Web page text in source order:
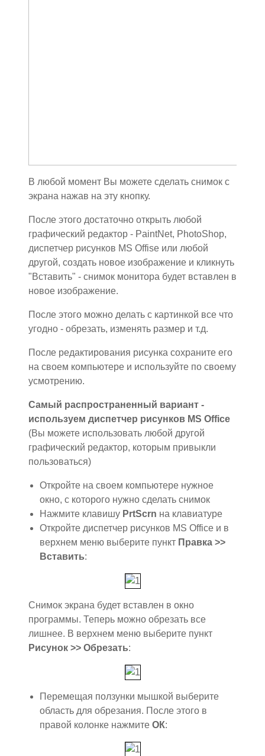
В любой момент Вы можете сделать снимок с
экрана нажав на эту кнопку.
После этого достаточно открыть любой
графический редактор - PaintNet, PhotoShop,
диспетчер рисунков MS Offise или любой
другой, создать новое изображение и кликнуть
"Вставить" - снимок монитора будет вставлен в
новое изображение.
После этого можно делать с картинкой все что
угодно - обрезать, изменять размер и т.д.
После редактирования рисунка сохраните его
на своем компьютере и используйте по своему
усмотрению.
Самый распространенный вариант -
используем диспетчер рисунков MS Office
(Вы можете использовать любой другой
графический редактор, которым привыкли
пользоваться)
Откройте на своем компьютере нужное
окно, с которого нужно сделать снимок
Нажмите клавишу PrtScrn на клавиатуре
Откройте диспетчер рисунков MS Office и в
верхнем меню выберите пункт Правка >>
Вставить:
Снимок экрана будет вставлен в окно
программы. Теперь можно обрезать все
лишнее. В верхнем меню выберите пункт
Рисунок >> Обрезать:
Перемещая ползунки мышкой выберите
область для обрезания. После этого в
правой колонке нажмитеОК: